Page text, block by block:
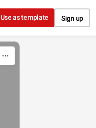
Use as template Sign up